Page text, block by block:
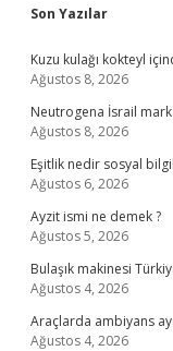
Sidebar
Son Yazılar
Kuzu kulağı kokteyl
Ağustos 8, 2026
Neutrogena İsrail
Ağustos 8, 2026
Eşitlik nedir sosyal
Ağustos 6, 2026
Ayzit ismi ne demek ?
Ağustos 5, 2026
Bulaşık makinesi
Ağustos 4, 2026
Araçlarda ambiyans
Ağustos 4, 2026